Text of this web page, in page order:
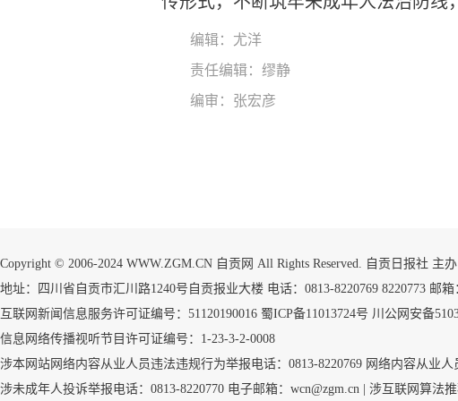
编辑：尤洋
责任编辑：缪静
编审：张宏彦
Copyright © 2006-2024 WWW.ZGM.CN 自贡网 All Rights Reserved. 自贡日报社 主办
地址：四川省自贡市汇川路1240号自贡报业大楼 电话：0813-8220769 8220773 邮箱
互联网新闻信息服务许可证编号：51120190016 蜀ICP备11013724号 川公网安备
信息网络传播视听节目许可证编号：1-23-3-2-0008
涉本网站网络内容从业人员违法违规行为举报电话：0813-8220769 网络内容从业
涉未成年人投诉举报电话：0813-8220770 电子邮箱：wcn@zgm.cn | 涉互联网算法